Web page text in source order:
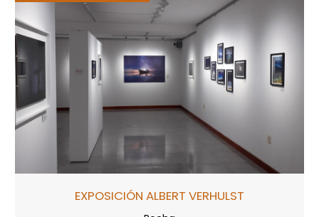
EXPOSICIÓN ALBERT VERHULST